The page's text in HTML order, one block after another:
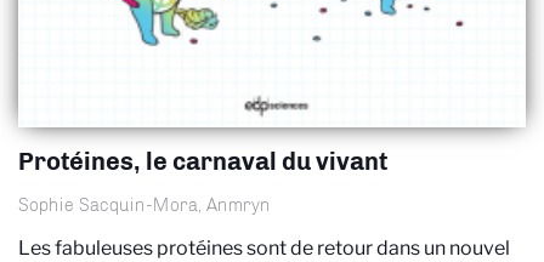
Protéines, le carnaval du vivant
Sophie Sacquin-Mora, Anmryn
Les fabuleuses protéines sont de retour dans un nouvel